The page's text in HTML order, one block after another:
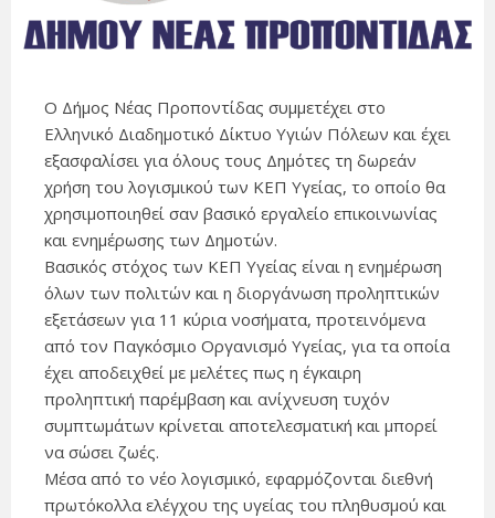
Ο Δήμος Νέας Προποντίδας συμμετέχει στο
Ελληνικό Διαδημοτικό Δίκτυο Υγιών Πόλεων και έχει
εξασφαλίσει για όλους τους Δημότες τη δωρεάν
χρήση του λογισμικού των ΚΕΠ Υγείας, το οποίο θα
χρησιμοποιηθεί σαν βασικό εργαλείο επικοινωνίας
και ενημέρωσης των Δημοτών.
Βασικός στόχος των ΚΕΠ Υγείας είναι η ενημέρωση
όλων των πολιτών και η διοργάνωση προληπτικών
εξετάσεων για 11 κύρια νοσήματα, προτεινόμενα
από τον Παγκόσμιο Οργανισμό Υγείας, για τα οποία
έχει αποδειχθεί με μελέτες πως η έγκαιρη
προληπτική παρέμβαση και ανίχνευση τυχόν
συμπτωμάτων κρίνεται αποτελεσματική και μπορεί
να σώσει ζωές.
Μέσα από το νέο λογισμικό, εφαρμόζονται διεθνή
πρωτόκολλα ελέγχου της υγείας του πληθυσμού και